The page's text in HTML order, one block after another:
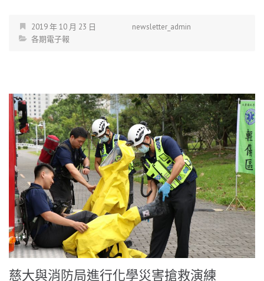
2019 年 10 月 23 日
newsletter_admin
各期電子報
慈大與消防局進行化學災害搶救演練